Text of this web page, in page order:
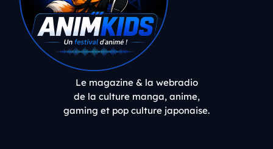
Le magazine & la webradio
de la culture manga, anime,
gaming et pop culture japonaise.